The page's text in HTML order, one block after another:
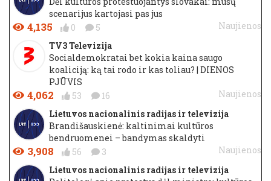
scenarijus kartojasi pas jus
4,135 0 5
Naujienos
TV3 Televizija
Socialdemokratai bet kokia kaina saugo
koaliciją: ką tai rodo ir kas toliau? | DIENOS
PJŪVIS
4,062 53 16
Naujienos
Lietuvos nacionalinis radijas ir televizija
Brandišauskienė: kaltinimai kultūros
bendruomenei – bandymas skaldyti
3,908 56 3
Naujienos
Lietuvos nacionalinis radijas ir televizija